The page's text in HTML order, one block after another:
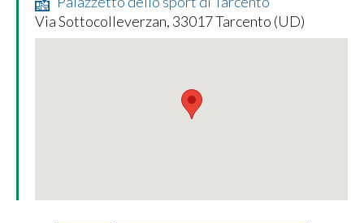
Via Sottocolleverzan, 33017 Tarcento (UD)